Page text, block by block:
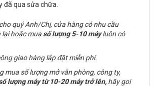
đã qua sửa chữa.
quý Anh/Chị, cửa hàng có nhu cầu
lại hoặc mua số lượng 5-10 máyluôn có
giao hàng lắp đặt miễn phí.
mua số lượng mở văn phòng, công ty,
lượng máy từ 10-20 máy trở lên, hãy goi